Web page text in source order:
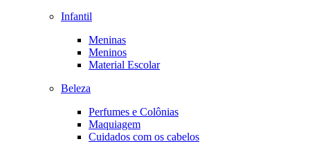
Infantil
Meninas
Meninos
Material Escolar
Beleza
Perfumes e Colônias
Maquiagem
Cuidados com os cabelos